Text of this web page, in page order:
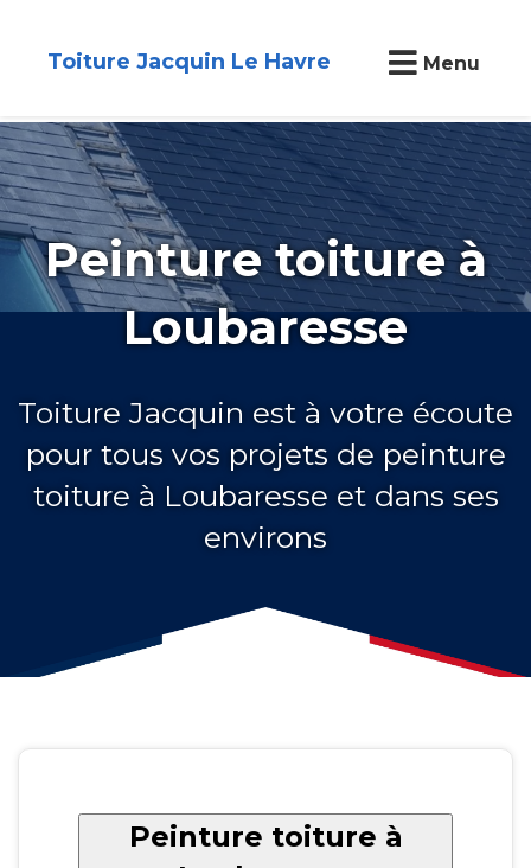
Toiture Jacquin Le Havre Menu
Peinture toiture à
Loubaresse
Toiture Jacquin est à votre écoute
pour tous vos projets de peinture
toiture à Loubaresse et dans ses
environs
Peinture toiture à